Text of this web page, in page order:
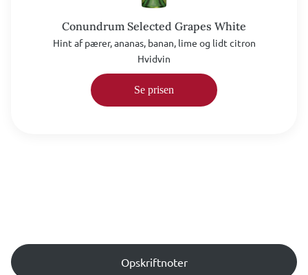
Conundrum Selected Grapes White
Hint af pærer, ananas, banan, lime og lidt citron
Hvidvin
Se prisen
Opskriftnoter